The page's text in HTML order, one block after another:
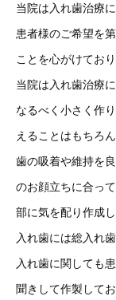
当院は入れ歯治療
患者様のご希望を
ことを心がけており
当院は入れ歯治療
なるべく小さく作
えることはもちろ
歯の吸着や維持を
のお顔立ちに合っ
部に気を配り作成し
入れ歯には総入れ
入れ歯に関しても
聞きして作製してお